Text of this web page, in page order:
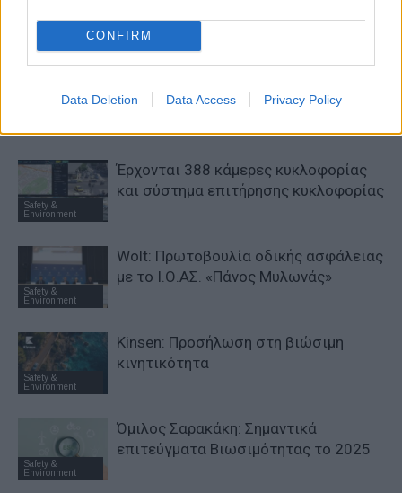
CONFIRM
Data Deletion Data Access Privacy Policy
υπηρεσίας ΟΔ.Υ.Σ.Ε.ΑΣ για την οδική
ασφάλεια
οικονομίας
Safety &
Environment
Έρχονται 388 κάμερες κυκλοφορίας
και σύστημα επιτήρησης κυκλοφορίας
Safety &
Environment
Wolt: Πρωτοβουλία οδικής ασφάλειας
με το Ι.Ο.ΑΣ. «Πάνος Μυλωνάς»
Safety &
Environment
Kinsen: Προσήλωση στη βιώσιμη
κινητικότητα
Safety &
Environment
Όμιλος Σαρακάκη: Σημαντικά
επιτεύγματα Βιωσιμότητας το 2025